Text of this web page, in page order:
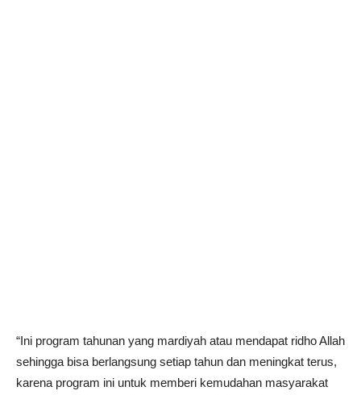
“Ini program tahunan yang mardiyah atau mendapat ridho Allah
sehingga bisa berlangsung setiap tahun dan meningkat terus,
karena program ini untuk memberi kemudahan masyarakat